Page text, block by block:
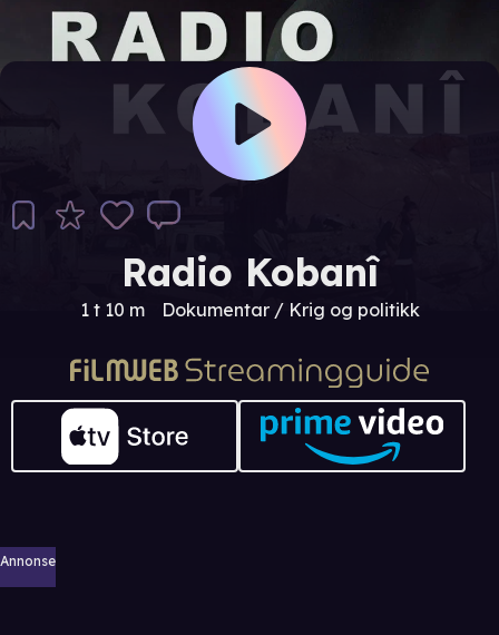
Radio Kobanî
1 t 10 m Dokumentar / Krig og politikk
Annonse